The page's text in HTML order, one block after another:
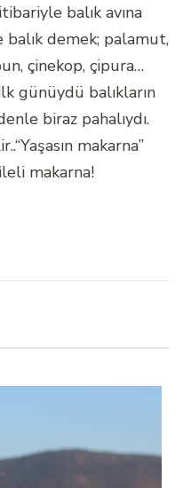
balık avına
demek; palamut,
çinekop, çipura…
günüydü balıkların
biraz pahalıydı.
makarna”
makarna!